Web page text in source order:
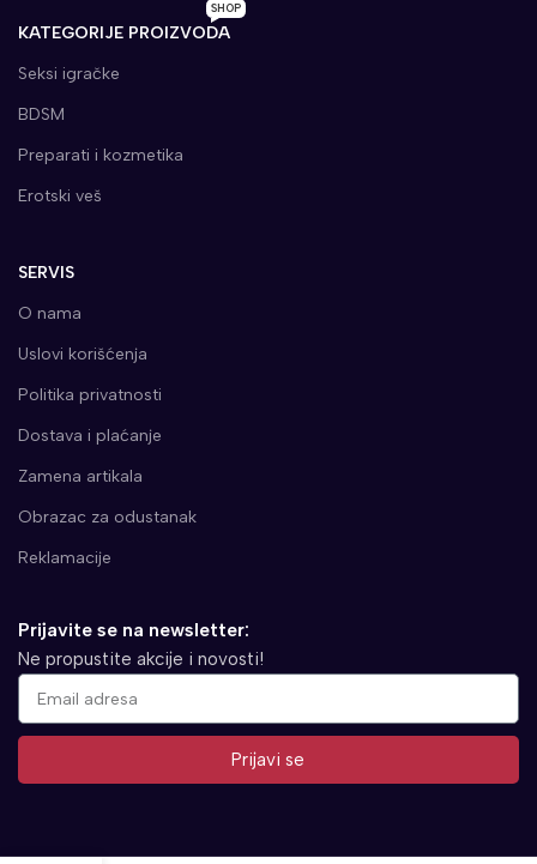
KATEGORIJE PROIZVODA
SHOP
Seksi igračke
BDSM
Preparati i kozmetika
Erotski veš
SERVIS
O nama
Uslovi korišćenja
Politika privatnosti
Dostava i plaćanje
Zamena artikala
Obrazac za odustanak
Reklamacije
Prijavite se na newsletter:
Ne propustite akcije i novosti!
Prijavi se